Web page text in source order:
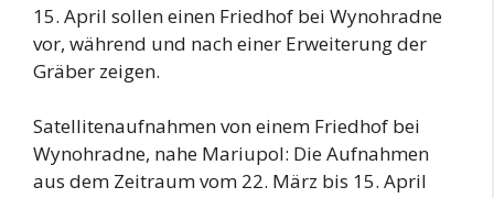
15. April sollen einen Friedhof bei Wynohradne
vor, während und nach einer Erweiterung der
Gräber zeigen.
Satellitenaufnahmen von einem Friedhof bei
Wynohradne, nahe Mariupol: Die Aufnahmen
aus dem Zeitraum vom 22. März bis 15. April